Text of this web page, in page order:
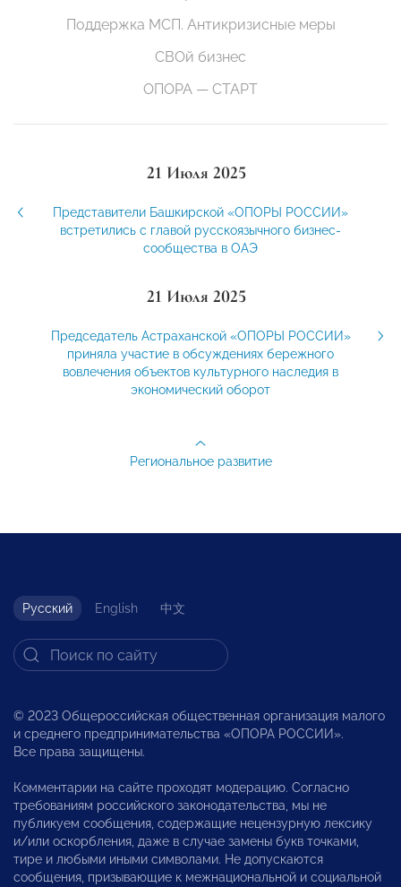
Поддержка МСП. Антикризисные меры
СВОй бизнес
ОПОРА — СТАРТ
21 Июля 2025
Представители Башкирской «ОПОРЫ РОССИИ»
встретились с главой русскоязычного бизнес-
сообщества в ОАЭ
21 Июля 2025
Председатель Астраханской «ОПОРЫ РОССИИ»
приняла участие в обсуждениях бережного
вовлечения объектов культурного наследия в
экономический оборот
Региональное развитие
Русский English 中文
© 2023 Общероссийская общественная организация малого
и среднего предпринимательства «ОПОРА РОССИИ».
Все права защищены.
Комментарии на сайте проходят модерацию. Согласно
требованиям российского законодательства, мы не
публикуем сообщения, содержащие нецензурную лексику
и/или оскорбления, даже в случае замены букв точками,
тире и любыми иными символами. Не допускаются
сообщения, призывающие к межнациональной и социальной